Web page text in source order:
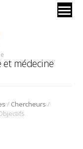
médecine
/ Chercheurs /